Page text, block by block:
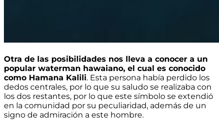
Otra de las posibilidades nos lleva a conocer a un
popular waterman hawaiano, el cual es conocido
como Hamana Kalili. Esta persona había perdido los
dedos centrales, por lo que su saludo se realizaba con
los dos restantes, por lo que este símbolo se extendió
en la comunidad por su peculiaridad, además de un
signo de admiración a este hombre.